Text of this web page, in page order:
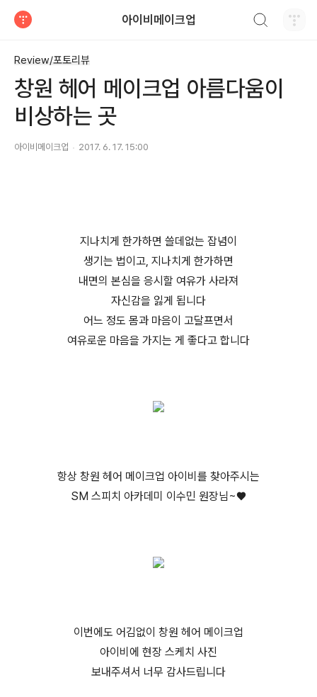
아이비메이크업
Review/포토리뷰
창원 헤어 메이크업 아름다움이
비상하는 곳
아이비메이크업 2017. 6. 17. 15:00
지나치게 한가하면 쓸데없는 잡념이
생기는 법이고, 지나치게 한가하면
내면의 본심을 응시할 여유가 사라져
자신감을 잃게 됩니다
어느 정도 몸과 마음이 고달프면서
여유로운 마음을 가지는 게 좋다고 합니다
항상 창원 헤어 메이크업 아이비를 찾아주시는
SM 스피치 아카데미 이수민 원장님~♥
이번에도 어김없이 창원 헤어 메이크업
아이비에 현장 스케치 사진
보내주셔서 너무 감사드립니다